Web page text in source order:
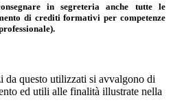
in segreteria anche tutte le
di crediti formativi per competenze
da questo utilizzati si avvalgono di
ed utili alle finalità illustrate nella